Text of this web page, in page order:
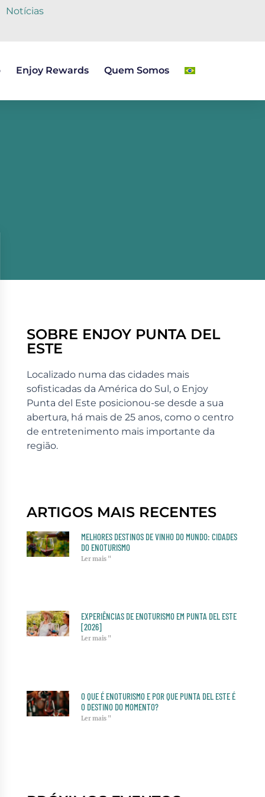
Notícias
Enjoy Rewards Quem Somos
SOBRE ENJOY PUNTA DEL
ESTE
Localizado numa das cidades mais
sofisticadas da América do Sul, o Enjoy
Punta del Este posicionou-se desde a sua
abertura, há mais de 25 anos, como o centro
de entretenimento mais importante da
região.
ARTIGOS MAIS RECENTES
MELHORES DESTINOS DE VINHO DO MUNDO: CIDADES
DO ENOTURISMO
Ler mais "
EXPERIÊNCIAS DE ENOTURISMO EM PUNTA DEL ESTE
[2026]
Ler mais "
O QUE É ENOTURISMO E POR QUE PUNTA DEL ESTE É
O DESTINO DO MOMENTO?
Ler mais "